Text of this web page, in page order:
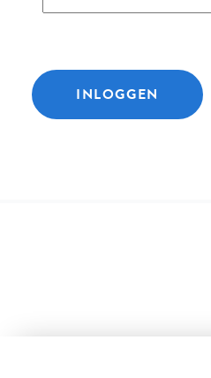
INLOGGEN